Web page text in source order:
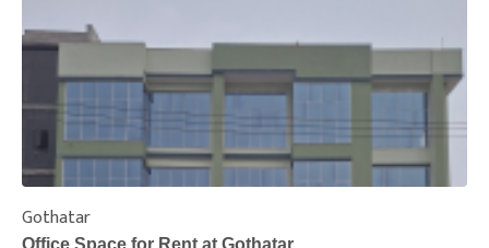
Gothatar
Office Space for Rent at Gothatar